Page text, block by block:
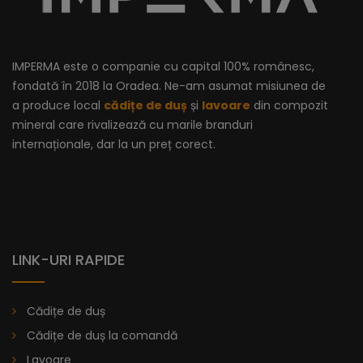
Cădiță De Duș Dalia, Antracit, Cu Sifon Inclus
IMPERMA este o companie cu capital 100% românesc,
fondată în 2018 la Oradea. Ne-am asumat misiunea de
a produce local cădițe de duș și lavoare din compozit
mineral care rivalizează cu marile branduri
internaționale, dar la un preț corect.
LINK-URI RAPIDE
Cădițe de duș
Cădițe de duș la comandă
Lavoare